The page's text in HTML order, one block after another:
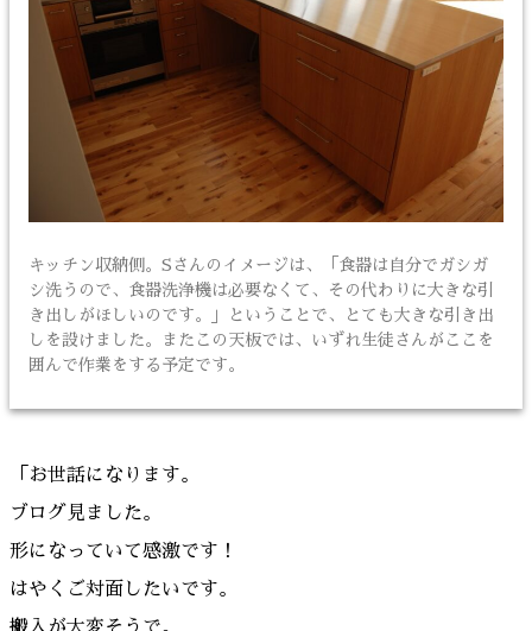
キッチン収納側。Sさんのイメージは、「食器は自分でガシガ
シ洗うので、食器洗浄機は必要なくて、その代わりに大きな引
き出しがほしいのです。」ということで、とても大きな引き出
しを設けました。またこの天板では、いずれ生徒さんがここを
囲んで作業をする予定です。
「お世話になります。
ブログ見ました。
形になっていて感激です！
はやくご対面したいです。